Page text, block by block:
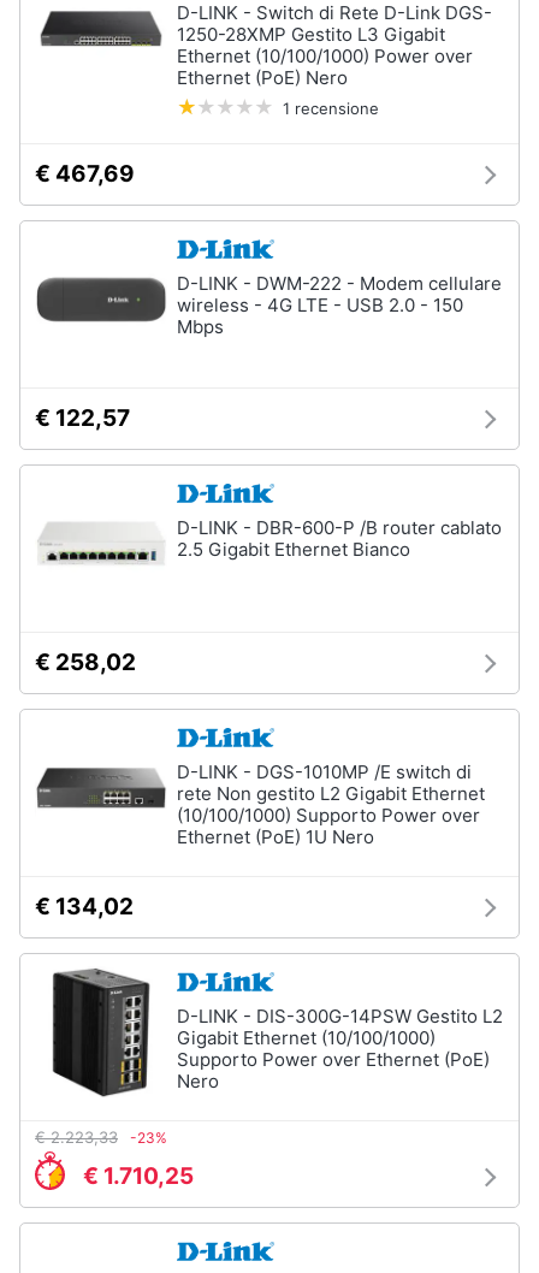
D-LINK - Switch di Rete D-Link DGS-
1250-28XMP Gestito L3 Gigabit
Ethernet (10/100/1000) Power over
Ethernet (PoE) Nero
1 recensione
€ 467,69
D-LINK - DWM-222 - Modem cellulare
wireless - 4G LTE - USB 2.0 - 150
Mbps
€ 122,57
D-LINK - DBR-600-P /B router cablato
2.5 Gigabit Ethernet Bianco
€ 258,02
D-LINK - DGS-1010MP /E switch di
rete Non gestito L2 Gigabit Ethernet
(10/100/1000) Supporto Power over
Ethernet (PoE) 1U Nero
€ 134,02
D-LINK - DIS-300G-14PSW Gestito L2
Gigabit Ethernet (10/100/1000)
Supporto Power over Ethernet (PoE)
Nero
€ 2.223,33 -23%
€ 1.710,25